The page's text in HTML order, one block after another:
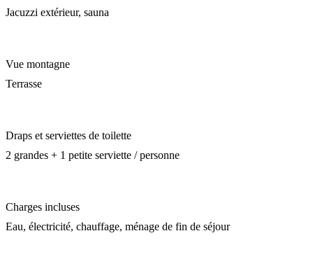
Jacuzzi extérieur, sauna
Vue montagne
Terrasse
Draps et serviettes de toilette
2 grandes + 1 petite serviette / personne
Charges incluses
Eau, électricité, chauffage, ménage de fin de séjour